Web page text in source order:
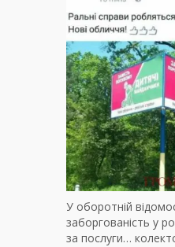
У оборотній
заборгованість у
за послуги…